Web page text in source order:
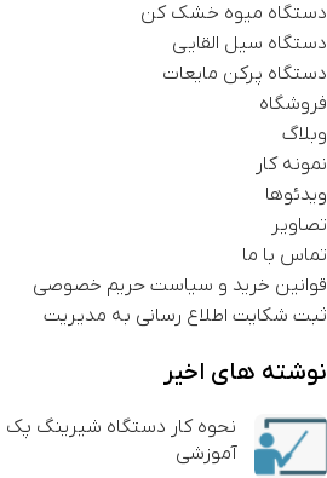
دستگاه میوه خشک کن
دستگاه سیل القایی
دستگاه پرکن مایعات
فروشگاه
وبلاگ
نمونه کار
ویدئوها
تصاویر
تماس با ما
قوانین خرید و سیاست حریم خصوصی
ثبت شکایت اطلاع رسانی به مدیریت
نوشته های اخیر
نحوه کار دستگاه شیرینگ
آموزشی